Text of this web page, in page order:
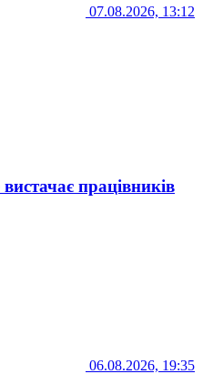
07.08.2026, 13:12
працівників
06.08.2026, 19:35